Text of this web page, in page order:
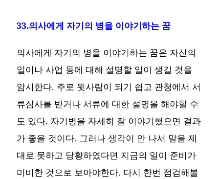
33.의사에게 자기의 병을 이야기하는 꿈
의사에게 자기의 병을 이야기하는 꿈은 자신의
일이나 사업 등에 대해 설명할 일이 생길 것을
암시한다. 주로 윗사람이 되기 쉽고 관청에서 서
류심사를 받거나 서류에 대한 설명을 해야할 수
도 있다. 자기병을 자세히 잘 이야기했으면 결과
가 좋을 것이다. 그러나 생각이 안 나서 말을 제
대로 못하고 당황하였다면 지금의 일이 준비가
미비한 것으로 보아야한다. 다시 한번 점검해볼